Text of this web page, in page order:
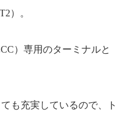
）。
）専用のターミナルと
も充実しているので、ト